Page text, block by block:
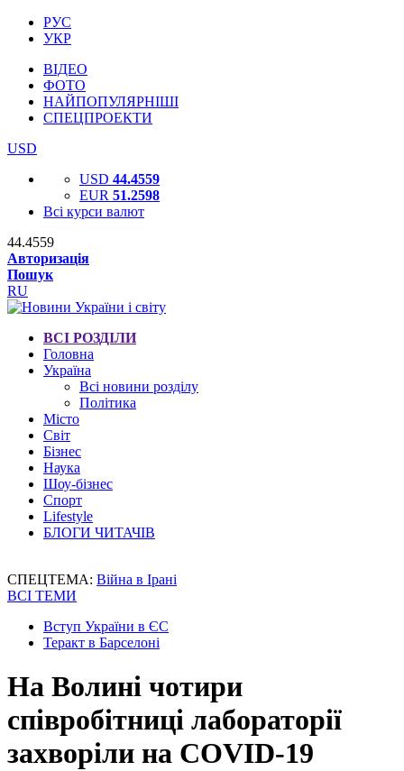
РУС
УКР
ВІДЕО
ФОТО
НАЙПОПУЛЯРНІШІ
СПЕЦПРОЕКТИ
USD
USD 44.4559
EUR 51.2598
Всі курси валют
44.4559
Авторизація
Пошук
RU
ВСІ РОЗДІЛИ
Головна
Україна
Всі новини розділу
Політика
Місто
Світ
Бізнес
Наука
Шоу-бізнес
Спорт
Lifestyle
БЛОГИ ЧИТАЧІВ
СПЕЦТЕМА: Війна в Ірані
ВСІ ТЕМИ
Вступ України в ЄС
Теракт в Барселоні
На Волині чотири
співробітниці лабораторії
захворіли на COVID-19